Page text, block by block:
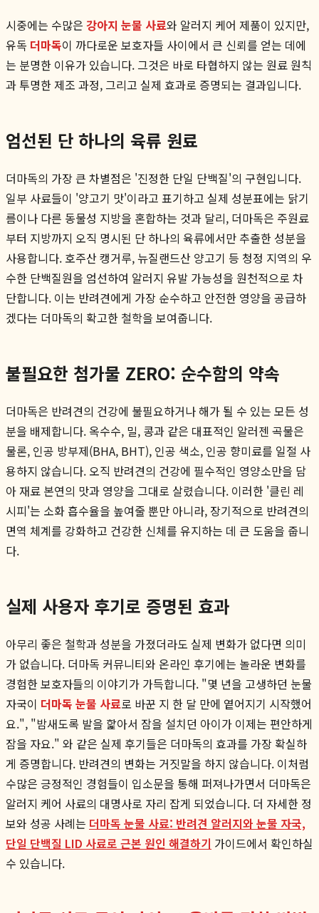
시중에는 수많은 강아지 눈물 사료와 알러지 케어 제품이 있지만,
유독 더마독이 까다로운 보호자들 사이에서 큰 신뢰를 얻는 데에
는 분명한 이유가 있습니다. 그것은 바로 타협하지 않는 원료 원칙
과 투명한 제조 과정, 그리고 실제 효과로 증명되는 결과입니다.
엄선된 단 하나의 육류 원료
더마독의 가장 큰 차별점은 '진정한 단일 단백질'의 구현입니다.
일부 사료들이 '양고기 맛'이라고 표기하고 실제 성분표에는 닭기
름이나 다른 동물성 지방을 혼합하는 것과 달리, 더마독은 주원료
부터 지방까지 오직 명시된 단 하나의 육류에서만 추출한 성분을
사용합니다. 호주산 캥거루, 뉴질랜드산 양고기 등 청정 지역의 우
수한 단백질원을 엄선하여 알러지 유발 가능성을 원천적으로 차
단합니다. 이는 반려견에게 가장 순수하고 안전한 영양을 공급하
겠다는 더마독의 확고한 철학을 보여줍니다.
불필요한 첨가물 ZERO: 순수함의 약속
더마독은 반려견의 건강에 불필요하거나 해가 될 수 있는 모든 성
분을 배제합니다. 옥수수, 밀, 콩과 같은 대표적인 알러젠 곡물은
물론, 인공 방부제(BHA, BHT), 인공 색소, 인공 향미료를 일절 사
용하지 않습니다. 오직 반려견의 건강에 필수적인 영양소만을 담
아 재료 본연의 맛과 영양을 그대로 살렸습니다. 이러한 '클린 레
시피'는 소화 흡수율을 높여줄 뿐만 아니라, 장기적으로 반려견의
면역 체계를 강화하고 건강한 신체를 유지하는 데 큰 도움을 줍니
다.
실제 사용자 후기로 증명된 효과
아무리 좋은 철학과 성분을 가졌더라도 실제 변화가 없다면 의미
가 없습니다. 더마독 커뮤니티와 온라인 후기에는 놀라운 변화를
경험한 보호자들의 이야기가 가득합니다. "몇 년을 고생하던 눈물
자국이 더마독 눈물 사료로 바꾼 지 한 달 만에 옅어지기 시작했어
요.", "밤새도록 발을 핥아서 잠을 설치던 아이가 이제는 편안하게
잠을 자요." 와 같은 실제 후기들은 더마독의 효과를 가장 확실하
게 증명합니다. 반려견의 변화는 거짓말을 하지 않습니다. 이처럼
수많은 긍정적인 경험들이 입소문을 통해 퍼져나가면서 더마독은
알러지 케어 사료의 대명사로 자리 잡게 되었습니다. 더 자세한 정
보와 성공 사례는 더마독 눈물 사료: 반려견 알러지와 눈물 자국,
단일 단백질 LID 사료로 근본 원인 해결하기 가이드에서 확인하실
수 있습니다.